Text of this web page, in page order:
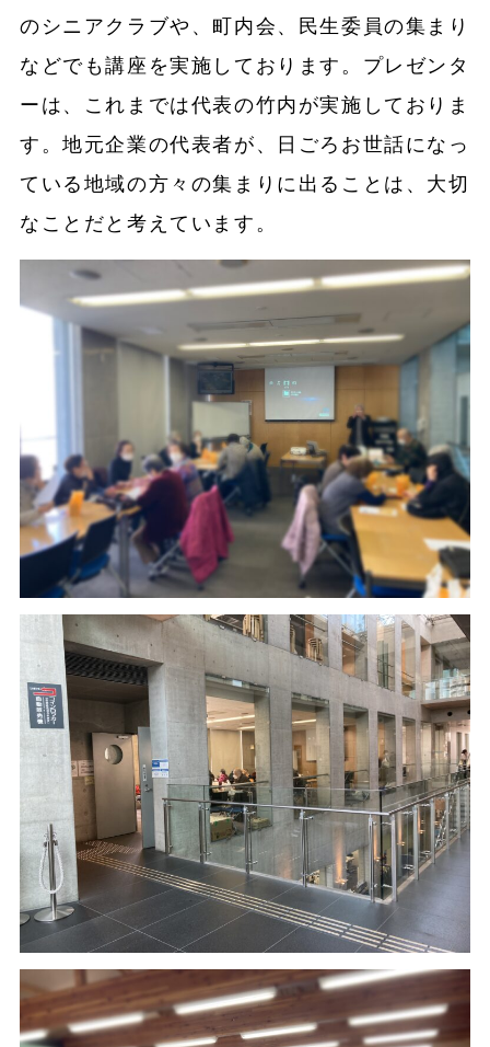
のシニアクラブや、町内会、民生委員の集まり
などでも講座を実施しております。プレゼンタ
ーは、これまでは代表の竹内が実施しておりま
す。地元企業の代表者が、日ごろお世話になっ
ている地域の方々の集まりに出ることは、大切
なことだと考えています。